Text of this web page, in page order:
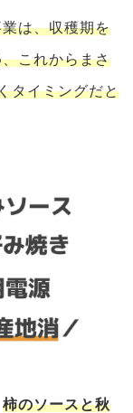
は、収穫期を
これからまさ
タイミングだと
柿のソースと秋